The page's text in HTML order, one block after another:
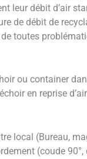
leur débit d’air
de débit de
toutes
ou container
en reprise
local (Bureau,
(coude